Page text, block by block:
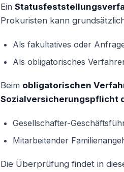
Ein
Prokuristen kann
Als fakultatives oder
Als obligatorisches
Beim obligatorischen
Sozialversicherungspflicht
Gesellschafter-
Mitarbeitender
Die Überprüfung findet in